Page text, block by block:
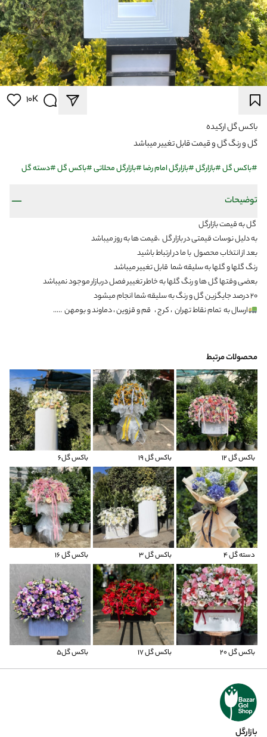
10K
باکس گل ارکیده
گل و رنگ گل و قیمت قابل تغییر میباشد
#باکس گل#بازارگل#بازارگل امام رضا#بازارگل محلاتی#باکس گل#دسته گل
توضیحات
گل به قیمت بازارگل
به دلیل نوسات قیمتی در بازار گل ،قیمت ها به روز میباشد
بعد از انتخاب محصول با ما در ارتباط باشید
رنگ گلها و گلها به سلیقه شما قابل تغییر میباشد
بعضی وقتها گل ها و رنگ گلها به خاطر تغییر فصل دربازار موجود نمیباشد
۲۰ درصد جایگزین گل و رنگ به سلیقه شما انجام میشود
ارسال بهتمام نقاط تهران، کرج ، قم و قزوین ، دماوند و بومهن…..
محصولات مرتبط
باکس گل 12 باکس گل ۱۹ باکس گل6
دسته گل 4 باکس گل ۳ باکس گل ۱۶
باکس گل ۲۰ باکس گل ۱۷ باکس گل5
بازارگل